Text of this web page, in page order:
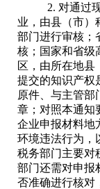
2. 对通过
业，由县（市）
部门进行审核；
核；国家和省级
区，由所在地县
提交的知识产权
原件、与主管部
章；对照本通知
企业申报材料地
环境违法行为，
税务部门主要对
部门还需对申报
否准确进行核对